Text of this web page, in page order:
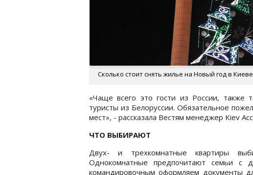
Сколько стоит снять жилье на Новый год в
«Чаще всего это гости из России, также
туристы из Белоруссии. Обязательное
мест», - рассказала Вестям менеджер Kiev
ЧТО ВЫБИРАЮТ
Двух- и трехкомнатные квартиры
Однокомнатные предпочитают семьи с
командировочным оформляем документы